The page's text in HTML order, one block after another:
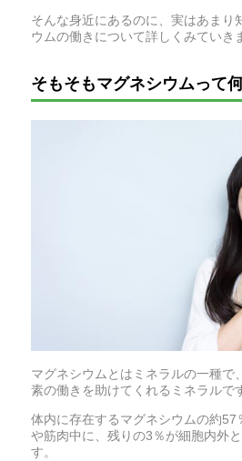
そんな身近にあるのに、実はあまり
ウムの働きについて詳しくみていき
そもそもマグネシウムって
マグネシウムとはミネラルの一種で
素の働きを助けてくれるミネラルで
体内に存在するマグネシウムの約57
や筋肉中に、残りの3％が細胞内外
す。